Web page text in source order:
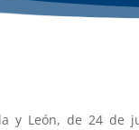
y León, de 24 de